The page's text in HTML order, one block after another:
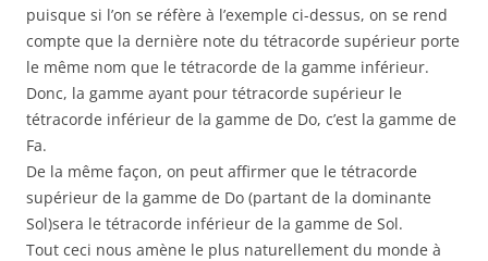
puisque si l’on se réfère à l’exemple ci-dessus, on se rend
compte que la dernière note du tétracorde supérieur porte
le même nom que le tétracorde de la gamme inférieur.
Donc, la gamme ayant pour tétracorde supérieur le
tétracorde inférieur de la gamme de Do, c’est la gamme de
Fa.
De la même façon, on peut affirmer que le tétracorde
supérieur de la gamme de Do (partant de la dominante
Sol)sera le tétracorde inférieur de la gamme de Sol.
Tout ceci nous amène le plus naturellement du monde à